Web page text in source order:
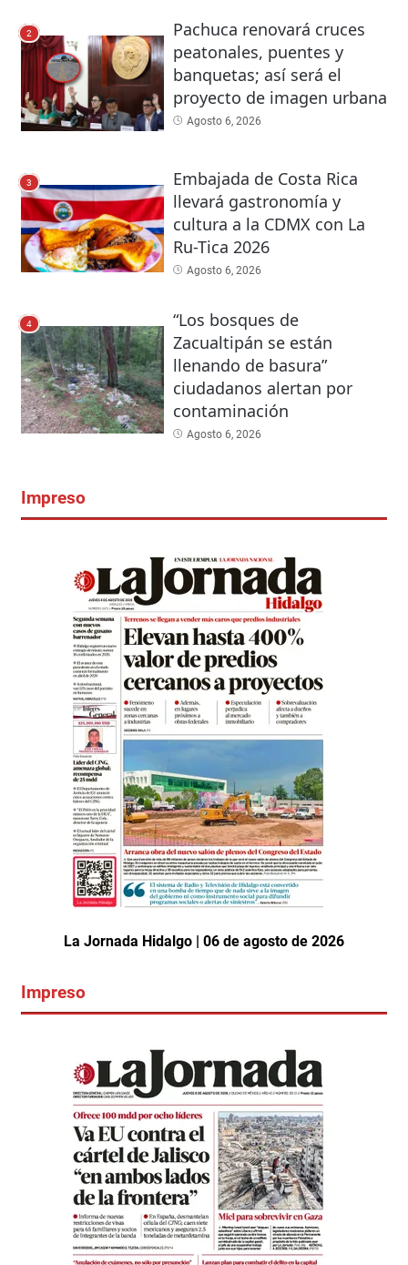
2
Pachuca renovará cruces
peatonales, puentes y
banquetas; así será el
proyecto de imagen urbana
Agosto 6, 2026
3
Embajada de Costa Rica
llevará gastronomía y
cultura a la CDMX con La
Ru-Tica 2026
Agosto 6, 2026
4
“Los bosques de
Zacualtipán se están
llenando de basura”
ciudadanos alertan por
contaminación
Agosto 6, 2026
Impreso
La Jornada Hidalgo | 06 de agosto de 2026
Impreso